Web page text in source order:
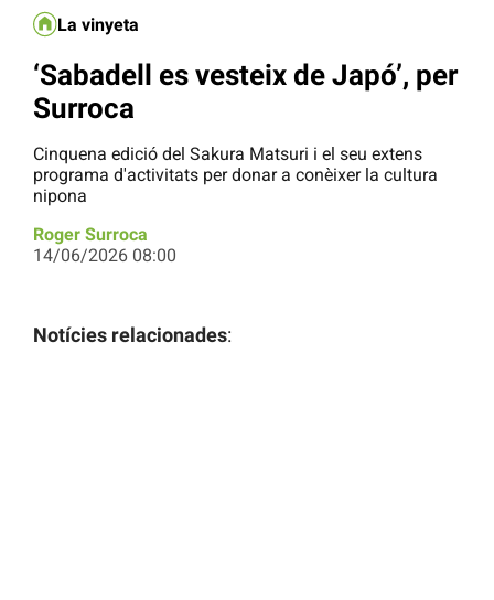
La vinyeta
‘Sabadell es vesteix de Japó’, per
Surroca
Cinquena edició del Sakura Matsuri i el seu extens
programa d'activitats per donar a conèixer la cultura
nipona
Roger Surroca
14/06/2026 08:00
Notícies relacionades: